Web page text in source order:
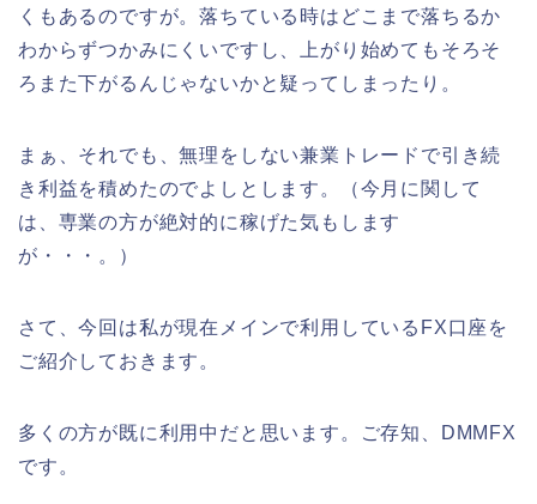
くもあるのですが。落ちている時はどこまで落ちるか
わからずつかみにくいですし、上がり始めてもそろそ
ろまた下がるんじゃないかと疑ってしまったり。
まぁ、それでも、無理をしない兼業トレードで引き続
き利益を積めたのでよしとします。（今月に関して
は、専業の方が絶対的に稼げた気もします
が・・・。）
さて、今回は私が現在メインで利用しているFX口座を
ご紹介しておきます。
多くの方が既に利用中だと思います。ご存知、DMMFX
です。